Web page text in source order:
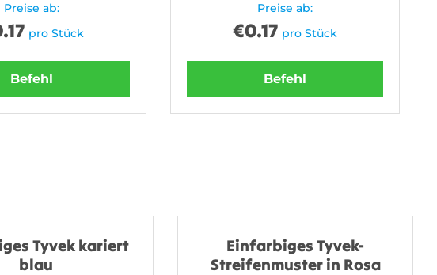
Preise ab:
pro Stück
Befehl
Preise ab:
€0.17 pro Stück
Befehl
Tyvek kariert
blau
Einfarbiges Tyvek-
Streifenmuster in Rosa